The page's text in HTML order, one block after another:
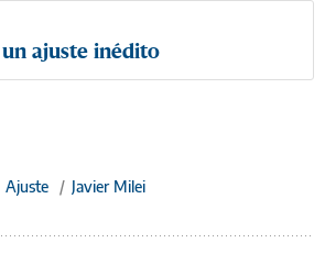
ajuste inédito
Ajuste / Javier Milei